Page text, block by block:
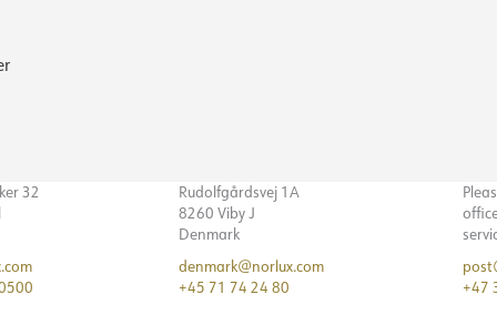
32
Rudolfgårdsvej 1A
8260 Viby J
Denmark
denmark@norlux.com
+45 71 74 24 80
+47